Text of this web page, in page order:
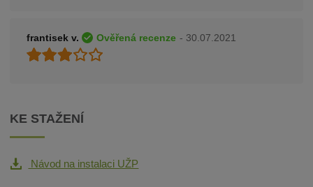
frantisek v. Ověřená recenze - 30.07.2021
KE STAŽENÍ
Návod na instalaci UŽP